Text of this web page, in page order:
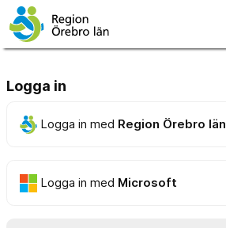
Logga in
Logga in med Region Örebro län
Logga in med Microsoft